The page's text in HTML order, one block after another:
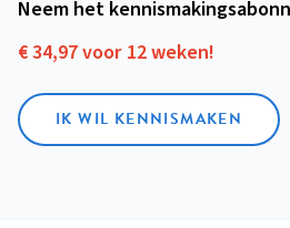
Neem het
€ 34,97 voor 12 weken!
IK WIL KENNISMAKEN